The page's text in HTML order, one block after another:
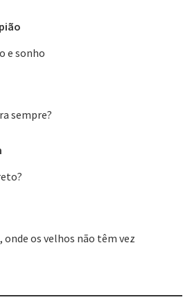
e sonho
sempre?
os velhos não têm vez